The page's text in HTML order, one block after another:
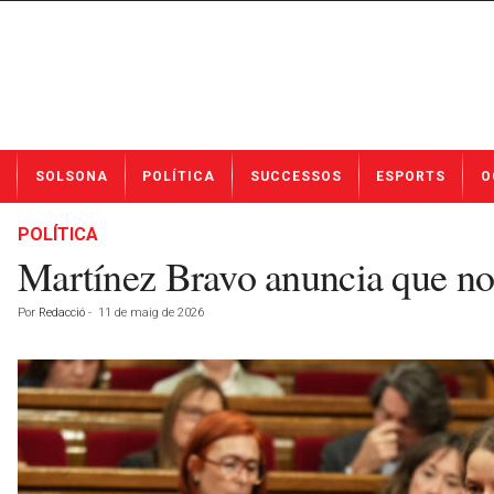
t
SOLSONA POLÍTICA SUCCESSOS ESPORTS
POLÍTICA
Martínez Bravo anuncia que
Por Redacció - 11 de maig de 2026